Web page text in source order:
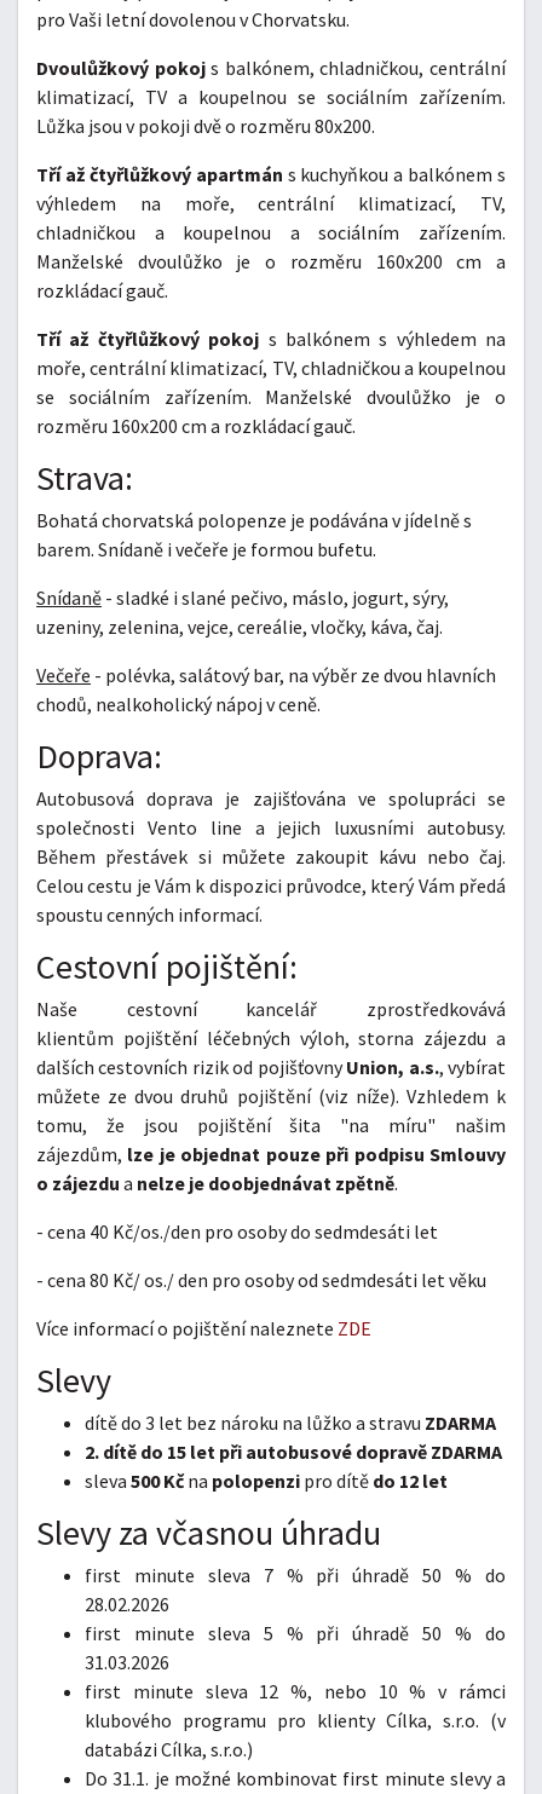
pro Vaši letní dovolenou v Chorvatsku.
Dvoulůžkový pokojs balkónem, chladničkou, centrální
klimatizací, TV a koupelnou se sociálním zařízením.
Lůžka jsou v pokoji dvě o rozměru 80x200.
Tří až čtyřlůžkový apartmán s kuchyňkou a balkónem s
výhledem na moře, centrální klimatizací, TV,
chladničkou a koupelnou a sociálním zařízením.
Manželské dvoulůžko je o rozměru 160x200 cm a
rozkládací gauč.
Tří až čtyřlůžkový pokoj s balkónem s výhledem na
moře, centrální klimatizací, TV, chladničkou a koupelnou
se sociálním zařízením. Manželské dvoulůžko je o
rozměru 160x200 cm a rozkládací gauč.
Strava:
Bohatá chorvatská polopenze je podávána v jídelně s
barem. Snídaně i večeře je formou bufetu.
Snídaně - sladké i slané pečivo, máslo, jogurt, sýry,
uzeniny, zelenina, vejce, cereálie, vločky, káva, čaj.
Večeře - polévka, salátový bar, na výběr ze dvou hlavních
chodů, nealkoholický nápoj v ceně.
Doprava:
Autobusová doprava je zajišťována ve spolupráci se
společnosti Vento line a jejich luxusními autobusy.
Během přestávek si můžete zakoupit kávu nebo čaj.
Celou cestu je Vám k dispozici průvodce, který Vám předá
spoustu cenných informací.
Cestovní pojištění:
Naše cestovní kancelář zprostředkovává
klientům pojištění léčebných výloh, storna zájezdu a
dalších cestovních rizik od pojišťovnyUnion, a.s., vybírat
můžete ze dvou druhů pojištění (viz níže). Vzhledem k
tomu, že jsou pojištění šita "na míru" našim
zájezdům, lze je objednat pouze při podpisu Smlouvy
o zájezdu a nelze je doobjednávat zpětně.
- cena 40 Kč/os./den pro osoby do sedmdesáti let
- cena 80 Kč/ os./ den pro osoby od sedmdesáti let věku
Více informací o pojištění naleznete ZDE
Slevy
dítě do 3 let bez nároku na lůžko a stravu ZDARMA
2. dítě do 15 let při autobusové dopravě ZDARMA
sleva 500 Kčna polopenzi pro dítě do 12 let
Slevy za včasnou úhradu
first minute sleva 7 % při úhradě 50 % do
28.02.2026
first minute sleva 5 % při úhradě 50 % do
31.03.2026
first minute sleva 12 %, nebo 10 % v rámci
klubového programu pro klienty Cílka, s.r.o. (v
databázi Cílka, s.r.o.)
Do 31.1. je možné kombinovat first minute slevy a